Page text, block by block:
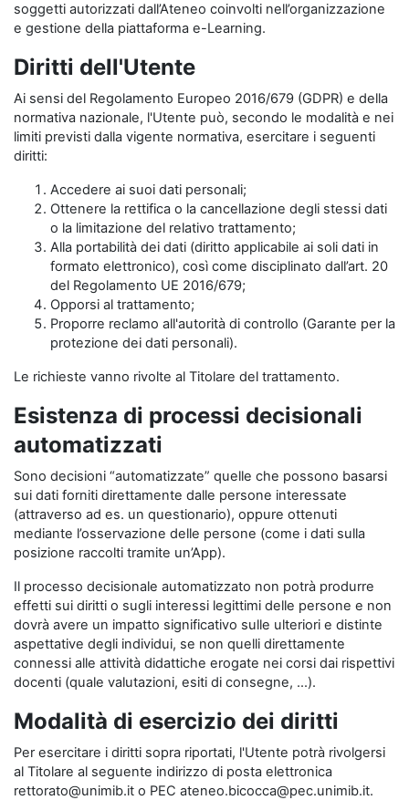
soggetti autorizzati dall’Ateneo coinvolti nell’organizzazione
e gestione della piattaforma e-Learning.
Diritti dell'Utente
Ai sensi del Regolamento Europeo 2016/679 (GDPR) e della
normativa nazionale, l'Utente può, secondo le modalità e nei
limiti previsti dalla vigente normativa, esercitare i seguenti
diritti:
Accedere ai suoi dati personali;
Ottenere la rettifica o la cancellazione degli stessi dati
o la limitazione del relativo trattamento;
Alla portabilità dei dati (diritto applicabile ai soli dati in
formato elettronico), così come disciplinato dall’art. 20
del Regolamento UE 2016/679;
Opporsi al trattamento;
Proporre reclamo all'autorità di controllo (Garante per la
protezione dei dati personali).
Le richieste vanno rivolte al Titolare del trattamento.
Esistenza di processi decisionali
automatizzati
Sono decisioni “automatizzate” quelle che possono basarsi
sui dati forniti direttamente dalle persone interessate
(attraverso ad es. un questionario), oppure ottenuti
mediante l’osservazione delle persone (come i dati sulla
posizione raccolti tramite un’App).
Il processo decisionale automatizzato non potrà produrre
effetti sui diritti o sugli interessi legittimi delle persone e non
dovrà avere un impatto significativo sulle ulteriori e distinte
aspettative degli individui, se non quelli direttamente
connessi alle attività didattiche erogate nei corsi dai rispettivi
docenti (quale valutazioni, esiti di consegne, …).
Modalità di esercizio dei diritti
Per esercitare i diritti sopra riportati, l'Utente potrà rivolgersi
al Titolare al seguente indirizzo di posta elettronica
rettorato@unimib.it o PEC ateneo.bicocca@pec.unimib.it.